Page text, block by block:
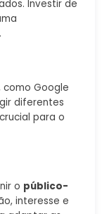
Investir de
como Google
diferentes
para o
o público-
interesse e